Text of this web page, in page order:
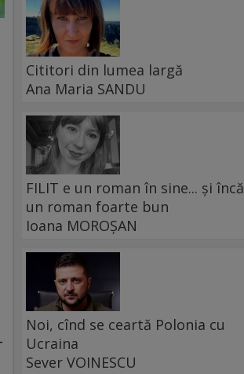
Cititori din lumea largă
Ana Maria SANDU
FILIT e un roman în sine... și încă
un roman foarte bun
Ioana MOROȘAN
Noi, cînd se ceartă Polonia cu
Ucraina
Sever VOINESCU